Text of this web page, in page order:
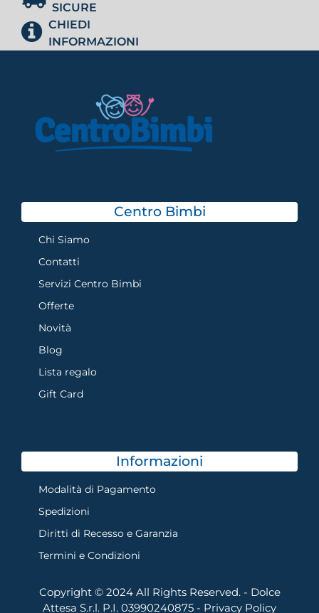
SICURE
CHIEDI
INFORMAZIONI
Centro Bimbi
Chi Siamo
Contatti
Servizi Centro Bimbi
Offerte
Novità
Blog
Lista regalo
Gift Card
Informazioni
Modalità di Pagamento
Spedizioni
Diritti di Recesso e Garanzia
Termini e Condizioni
Copyright © 2024 All Rights Reserved. - Dolce
Attesa S.r.l. P.I. 03990240875 - Privacy Policy